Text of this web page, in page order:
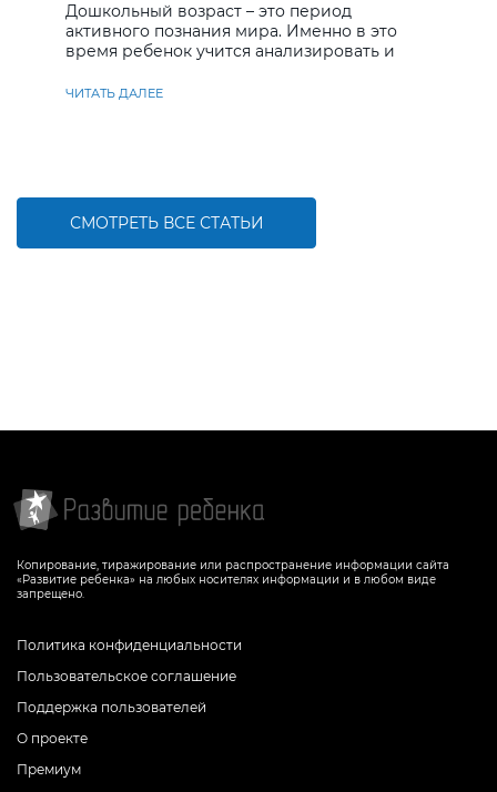
Дошкольный возраст – это период
активного познания мира. Именно в это
время ребенок учится анализировать и
ЧИТАТЬ ДАЛЕЕ
СМОТРЕТЬ ВСЕ СТАТЬИ
Копирование, тиражирование или распространение информации сайта
«Развитие ребенка» на любых носителях информации и в любом виде
запрещено.
Политика конфиденциальности
Пользовательское соглашение
Поддержка пользователей
О проекте
Премиум